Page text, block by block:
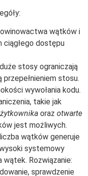
wątków i
ciągłego dostępu
stosy ograniczają
stosu.
wywołania kodu.
takie jak
oraz otwarte
jest możliwych.
wątków generuje
systemowy
wątek. Rozwiązanie:
sprawdzenie